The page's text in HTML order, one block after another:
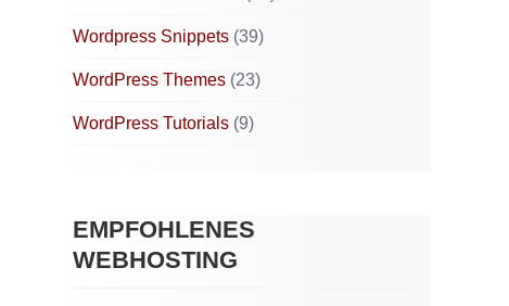
Wordpress Snippets (39)
WordPress Themes (23)
WordPress Tutorials (9)
EMPFOHLENES
WEBHOSTING